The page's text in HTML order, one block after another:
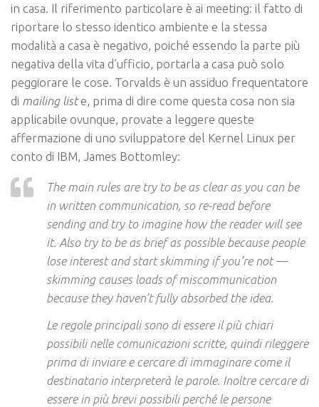
in casa. Il riferimento particolare è ai meeting: il fatto di
riportare lo stesso identico ambiente e la stessa
modalità a casa è negativo, poiché essendo la parte più
negativa della vita d’ufficio, portarla a casa può solo
peggiorare le cose. Torvalds è un assiduo frequentatore
di mailing liste, prima di dire come questa cosa non sia
applicabile ovunque, provate a leggere queste
affermazione di uno sviluppatore del Kernel Linux per
conto di IBM, James Bottomley:
The main rules are try to be as clear as you can be
in written communication, so re-read before
sending and try to imagine how the reader will see
it. Also try to be as brief as possible because people
lose interest and start skimming if you’re not —
skimming causes loads of miscommunication
because they haven’t fully absorbed the idea.
Le regole principali sono di essere il più chiari
possibili nelle comunicazioni scritte, quindi rileggere
prima di inviare e cercare di immaginare come il
destinatario interpreterà le parole. Inoltre cercare di
essere in più brevi possibili perché le persone